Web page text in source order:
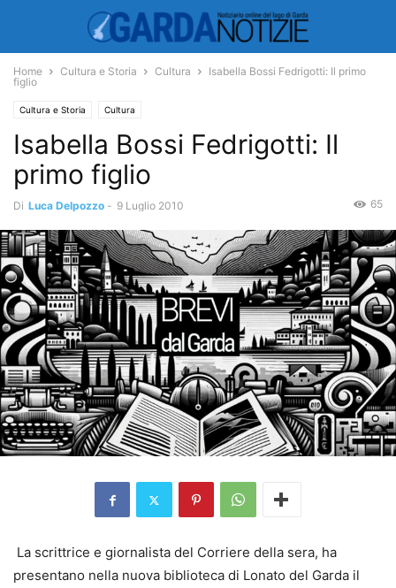
Home Cultura e Storia Cultura
Isabella Bossi Fedrigotti: Il primo
figlio
Cultura e Storia Cultura
Isabella Bossi Fedrigotti: Il
primo figlio
Di Luca Delpozzo - 9 Luglio 2010 65
La scrittrice e giornalista del Corriere della sera, ha
presentano nella nuova biblioteca di Lonato del Garda il